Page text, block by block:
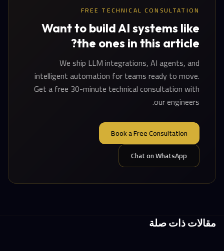
FREE TECHNICAL CONSULTATION
Want to build AI systems like
the ones in this article?
We ship LLM integrations, AI agents, and
intelligent automation for teams ready to move.
Get a free 30-minute technical consultation with
our engineers.
Book a Free Consultation
Chat on WhatsApp
مقالات ذات صلة